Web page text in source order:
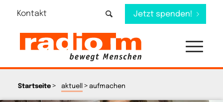
Kontakt Jetzt spenden!
Startseite> aktuell > aufmachen